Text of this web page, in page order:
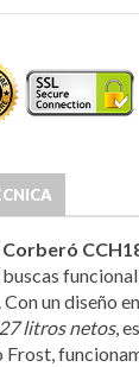
un diseño
litros netos,
Frost,